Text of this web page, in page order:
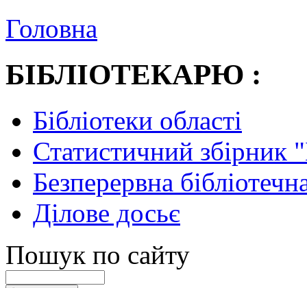
Головна
БІБЛІОТЕКАРЮ :
Бібліотеки області
Статистичний
Безперервна
Ділове досьє
Пошук по сайту